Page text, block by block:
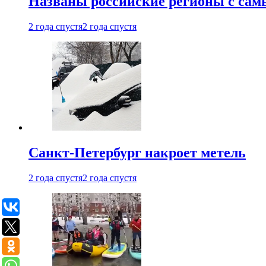
2 года спустя2 года спустя
Санкт-Петербург накроет метель
2 года спустя2 года спустя